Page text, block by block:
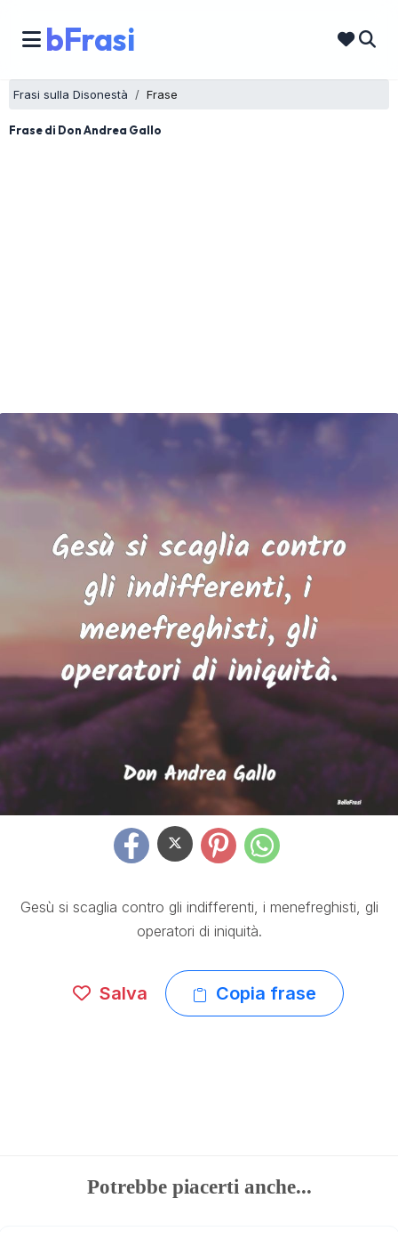
bFrasi
Frasi sulla Disonestà Frase
Frase di Don Andrea Gallo
Gesù si scaglia contro gli indifferenti, i menefreghisti, gli
operatori di iniquità.
Salva Copia frase
Potrebbe piacerti anche...